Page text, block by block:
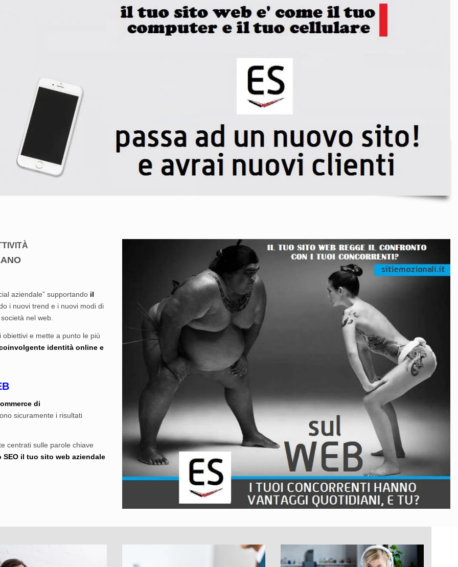
aziendale” supportando il
i nuovi trend e i nuovi modi di
nel web.
e mette a punto le più
identità online e
di
sicuramente i risultati
centrati sulle parole chiave
il tuo sito web aziendale